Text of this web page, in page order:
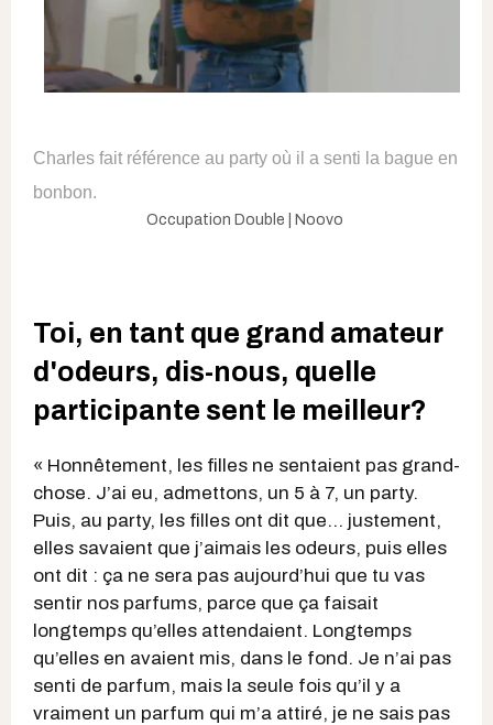
Charles fait référence au party où il a senti la bague en
bonbon.
Occupation Double | Noovo
Toi, en tant que grand amateur
d'odeurs, dis-nous, quelle
participante sent le meilleur?
« Honnêtement, les filles ne sentaient pas grand-
chose. J’ai eu, admettons, un 5 à 7, un party.
Puis, au party, les filles ont dit que… justement,
elles savaient que j’aimais les odeurs, puis elles
ont dit : ça ne sera pas aujourd’hui que tu vas
sentir nos parfums, parce que ça faisait
longtemps qu’elles attendaient. Longtemps
qu’elles en avaient mis, dans le fond. Je n’ai pas
senti de parfum, mais la seule fois qu’il y a
vraiment un parfum qui m’a attiré, je ne sais pas